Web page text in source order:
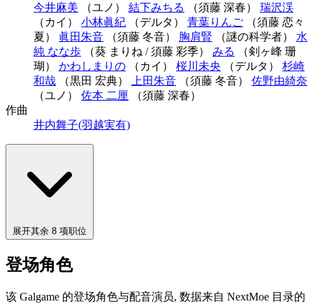
今井麻美 （ユノ） 結下みちる （須藤 深春） 瑞沢渓
（カイ） 小林眞紀 （デルタ） 青葉りんご （須藤 恋々
夏） 眞田朱音 （須藤 冬音） 胸肩腎 （謎の科学者） 水
純 なな歩 （葵 まりね / 須藤 彩季） みる
（剣ヶ峰 珊
瑚） かわしまりの （カイ） 桜川未央 （デルタ） 杉崎
和哉 （黒田 宏典） 上田朱音 （須藤 冬音） 佐野由綺奈
（ユノ） 佐本 二厘 （須藤 深春）
作曲
井内舞子(羽越実有)
展开其余 8 项职位
登场角色
该 Galgame 的登场角色与配音演员, 数据来自 NextMoe 目录的